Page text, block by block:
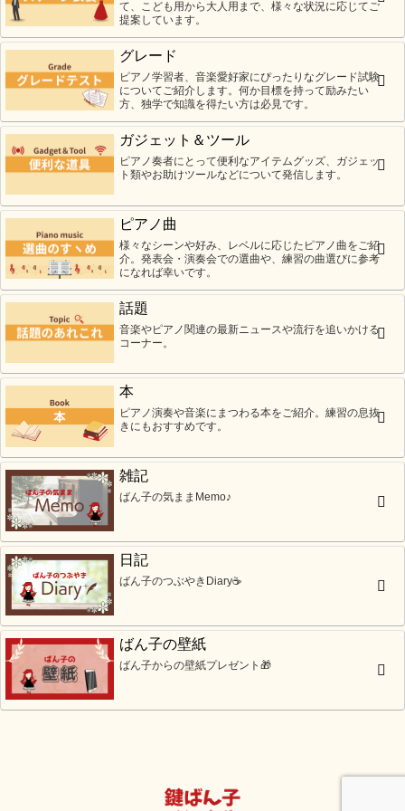
て、こども用から大人用まで、様々な状況に応じてご
提案しています。
グレード
ピアノ学習者、音楽愛好家にぴったりなグレード試験
についてご紹介します。何か目標を持って励みたい
方、独学で知識を得たい方は必見です。
ガジェット＆ツール
ピアノ奏者にとって便利なアイテムグッズ、ガジェッ
ト類やお助けツールなどについて発信します。
ピアノ曲
様々なシーンや好み、レベルに応じたピアノ曲をご紹
介。発表会・演奏会での選曲や、練習の曲選びに参考
になれば幸いです。
話題
音楽やピアノ関連の最新ニュースや流行を追いかける
コーナー。
本
ピアノ演奏や音楽にまつわる本をご紹介。練習の息抜
きにもおすすめです。
雑記
ばん子の気ままMemo♪
日記
ばん子のつぶやきDiary☕
ばん子の壁紙
ばん子からの壁紙プレゼント🎁